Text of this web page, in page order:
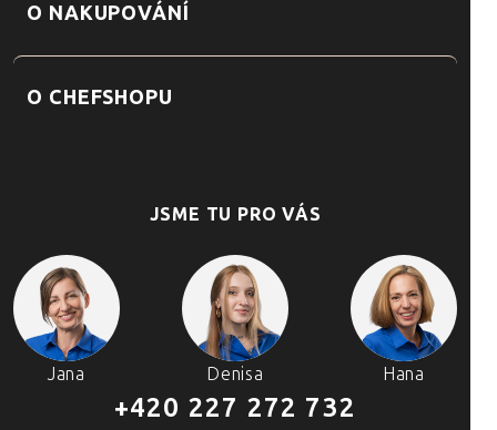
O NAKUPOVÁNÍ
O CHEFSHOPU
JSME TU PRO VÁS
Jana Denisa Hana
+420 227 272 732